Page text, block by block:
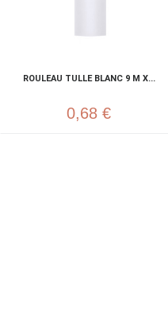
ROULEAU TULLE BLANC 9 M X...
0,68 €